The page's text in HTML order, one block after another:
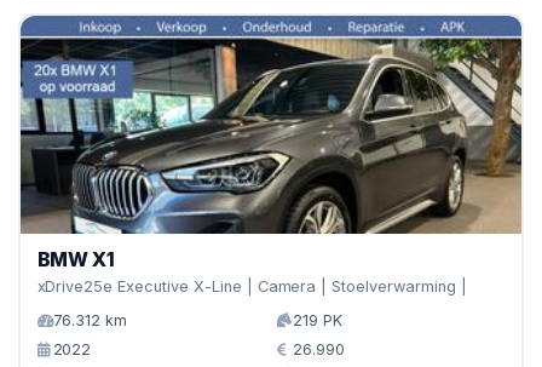
BMW X1
xDrive25e Executive X-Line | Camera | Stoelverwarming |
76.312 km
219 PK
2022
26.990